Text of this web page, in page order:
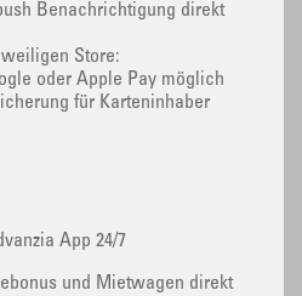
Benachrichtigung direkt
Store:
oder Apple Pay möglich
für Karteninhaber
App 24/7
und Mietwagen direkt